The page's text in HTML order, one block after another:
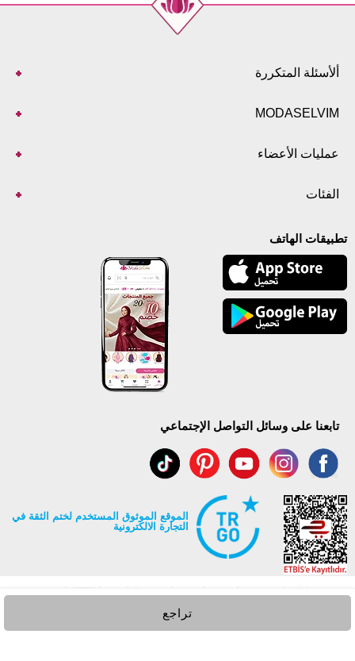
تراجع
ألأسئلة المتكررة
MODASELVIM
عمليات الأعضاء
الفئات
تطبيقات الهاتف
تابعنا على وسائل التواصل الإجتماعي
الموقع الموثوق المستخدم لختم الثقة في
التجارة الالكترونية